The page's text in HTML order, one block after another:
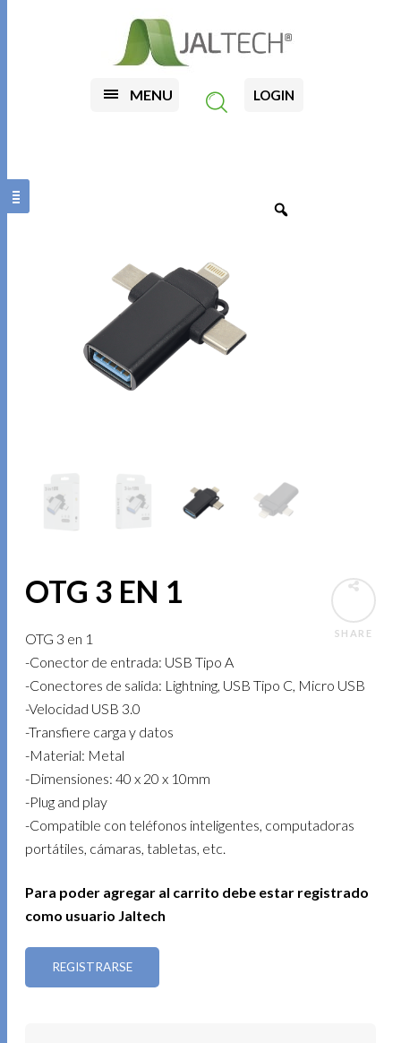
MENU LOGIN
SHARE
OTG 3 EN 1
OTG 3 en 1
-Conector de entrada: USB Tipo A
-Conectores de salida: Lightning, USB Tipo C, Micro USB
-Velocidad USB 3.0
-Transfiere carga y datos
-Material: Metal
-Dimensiones: 40 x 20 x 10mm
-Plug and play
-Compatible con teléfonos inteligentes, computadoras
portátiles, cámaras, tabletas, etc.
Para poder agregar al carrito debe estar registrado
como usuario Jaltech
REGISTRARSE